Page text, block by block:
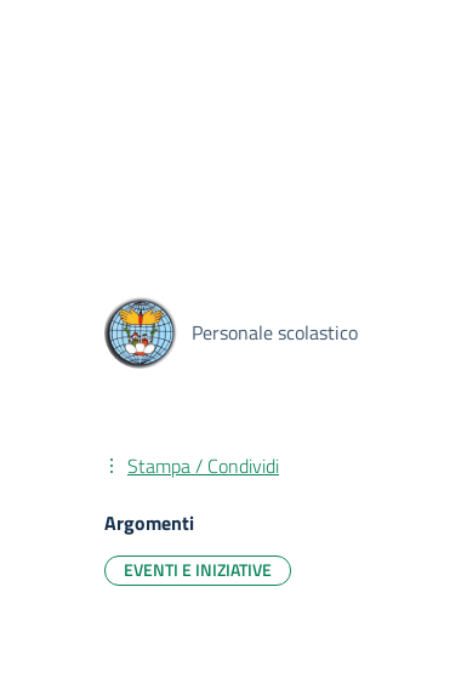
Personale scolastico
Stampa / Condividi
Argomenti
EVENTI E INIZIATIVE